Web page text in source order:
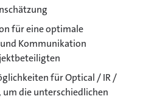
für eine optimale
Kommunikation
für Optical / IR /
um die unterschiedlichen